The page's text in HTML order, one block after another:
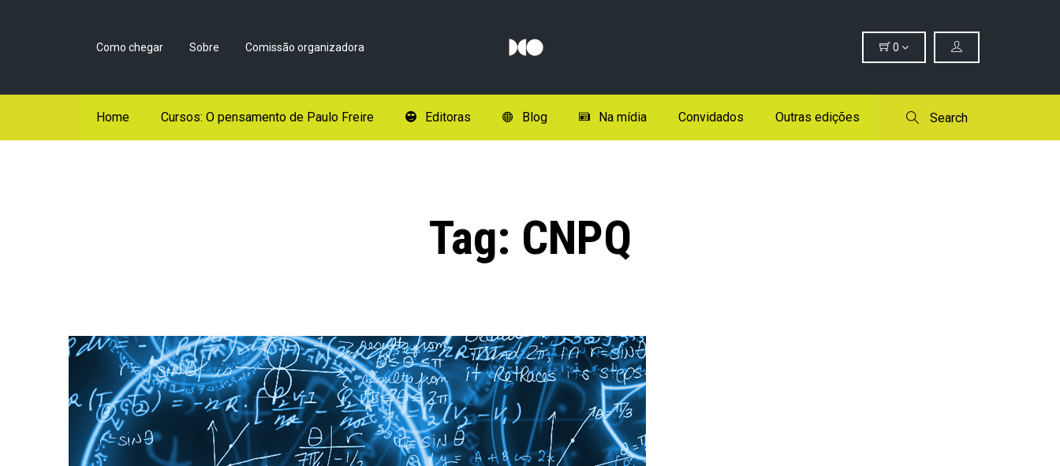
Como chegar Sobre Comissão organizadora 0
Home Cursos: O pensamento de Paulo Freire Editoras Blog Na mídia Convidados Outras edições Search
Tag: CNPQ